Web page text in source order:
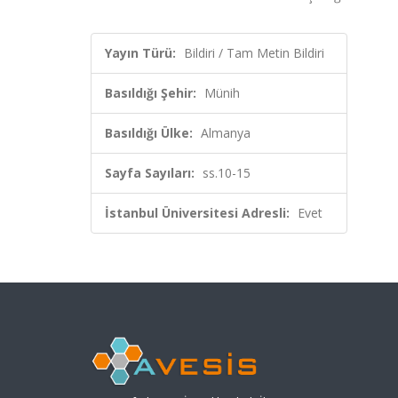
Yayın Türü: Bildiri / Tam Metin Bildiri
Basıldığı Şehir: Münih
Basıldığı Ülke: Almanya
Sayfa Sayıları: ss.10-15
İstanbul Üniversitesi Adresli: Evet